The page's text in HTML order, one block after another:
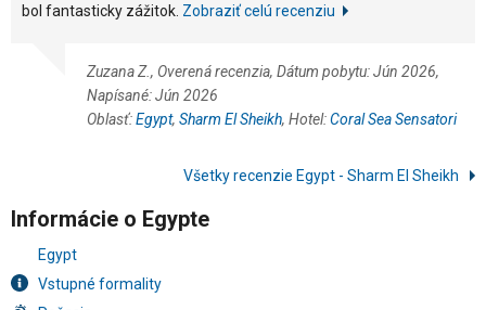
bol fantasticky zážitok. Zobraziť celú recenziu
Zuzana Z., Overená recenzia, Dátum pobytu: Jún 2026,
Napísané: Jún 2026
Oblasť:Egypt, Sharm El Sheikh, Hotel:Coral Sea Sensatori
Všetky recenzie Egypt - Sharm El Sheikh
Informácie o Egypte
Egypt
Vstupné formality